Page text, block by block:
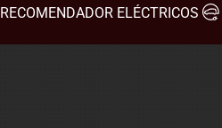
RECOMENDADOR ELÉCTRICOS